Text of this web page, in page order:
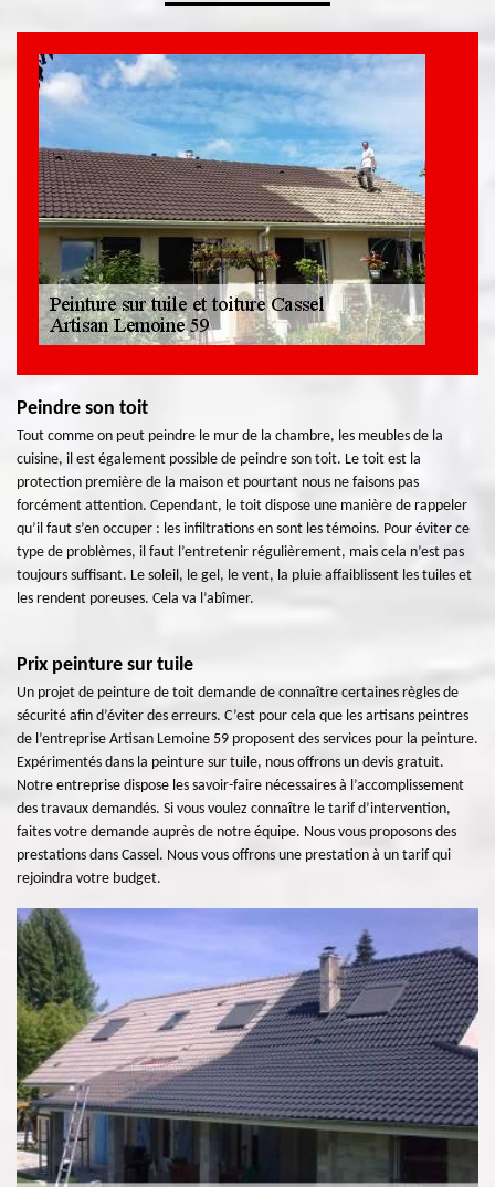
Peindre son toit
Tout comme on peut peindre le mur de la chambre, les meubles de la
cuisine, il est également possible de peindre son toit. Le toit est la
protection première de la maison et pourtant nous ne faisons pas
forcément attention. Cependant, le toit dispose une manière de rappeler
qu’il faut s’en occuper : les infiltrations en sont les témoins. Pour éviter ce
type de problèmes, il faut l’entretenir régulièrement, mais cela n’est pas
toujours suffisant. Le soleil, le gel, le vent, la pluie affaiblissent les tuiles et
les rendent poreuses. Cela va l’abîmer.
Prix peinture sur tuile
Un projet de peinture de toit demande de connaître certaines règles de
sécurité afin d’éviter des erreurs. C’est pour cela que les artisans peintres
de l’entreprise Artisan Lemoine 59 proposent des services pour la peinture.
Expérimentés dans la peinture sur tuile, nous offrons un devis gratuit.
Notre entreprise dispose les savoir-faire nécessaires à l’accomplissement
des travaux demandés. Si vous voulez connaître le tarif d’intervention,
faites votre demande auprès de notre équipe. Nous vous proposons des
prestations dans Cassel. Nous vous offrons une prestation à un tarif qui
rejoindra votre budget.